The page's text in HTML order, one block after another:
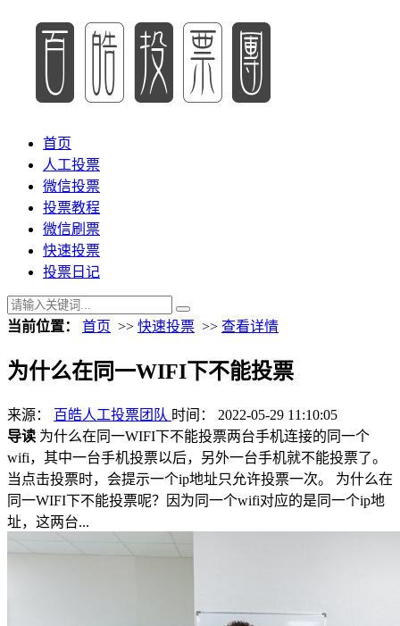
首页
人工投票
微信投票
投票教程
微信刷票
快速投票
投票日记
当前位置： 首页 >> 快速投票 >> 查看详情
为什么在同一WIFI下不能投票
来源： 百皓人工投票团队 时间： 2022-05-29 11:10:05
导读 为什么在同一WIFI下不能投票两台手机连接的同一个
wifi，其中一台手机投票以后，另外一台手机就不能投票了。
当点击投票时，会提示一个ip地址只允许投票一次。 为什么在
同一WIFI下不能投票呢？因为同一个wifi对应的是同一个ip地
址，这两台...